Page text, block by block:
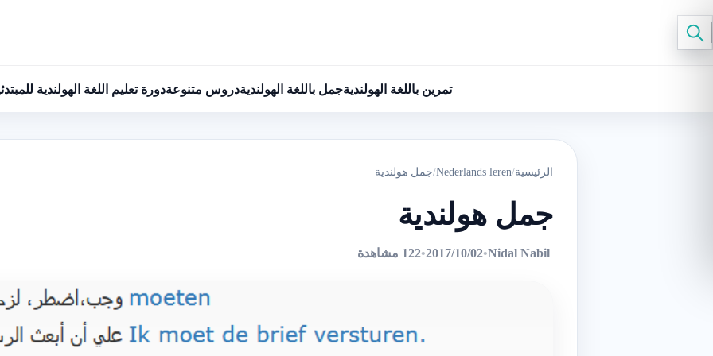
تمرين باللغة الهولنديةجمل باللغة الهولنديةدروس متنوعةدورة تعليم اللغة الهولندية
الرئيسية/
Nederlands leren
/جمل هولندية
جمل هولندية
Nidal Nabil
•
2017/10/02
•122 مشاهدة